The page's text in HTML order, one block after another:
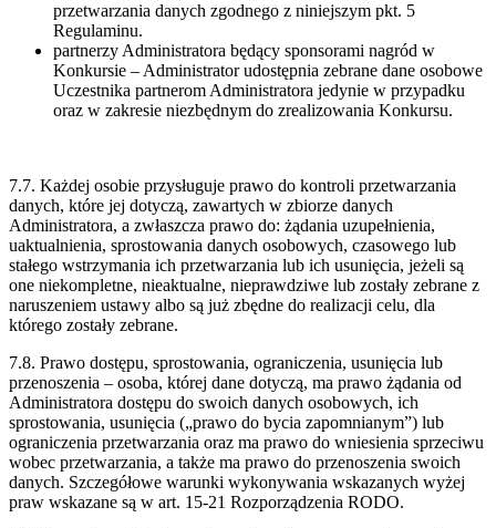
przetwarzania danych zgodnego z niniejszym pkt. 5
Regulaminu.
partnerzy Administratora będący sponsorami nagród w
Konkursie – Administrator udostępnia zebrane dane osobowe
Uczestnika partnerom Administratora jedynie w przypadku
oraz w zakresie niezbędnym do zrealizowania Konkursu.
7.7. Każdej osobie przysługuje prawo do kontroli przetwarzania
danych, które jej dotyczą, zawartych w zbiorze danych
Administratora, a zwłaszcza prawo do: żądania uzupełnienia,
uaktualnienia, sprostowania danych osobowych, czasowego lub
stałego wstrzymania ich przetwarzania lub ich usunięcia, jeżeli są
one niekompletne, nieaktualne, nieprawdziwe lub zostały zebrane z
naruszeniem ustawy albo są już zbędne do realizacji celu, dla
którego zostały zebrane.
7.8. Prawo dostępu, sprostowania, ograniczenia, usunięcia lub
przenoszenia – osoba, której dane dotyczą, ma prawo żądania od
Administratora dostępu do swoich danych osobowych, ich
sprostowania, usunięcia („prawo do bycia zapomnianym”) lub
ograniczenia przetwarzania oraz ma prawo do wniesienia sprzeciwu
wobec przetwarzania, a także ma prawo do przenoszenia swoich
danych. Szczegółowe warunki wykonywania wskazanych wyżej
praw wskazane są w art. 15-21 Rozporządzenia RODO.